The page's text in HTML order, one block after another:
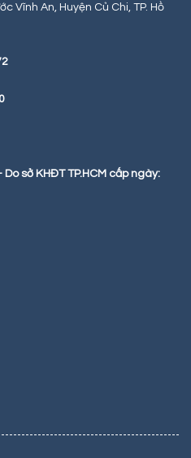
Vĩnh An, Huyện Củ Chi, TP. Hồ
sở KHĐT TP.HCM cấp ngày: